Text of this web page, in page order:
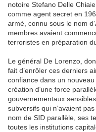
notoire Stefano Delle
comme agent secret en
armé, connu sous le nom
membres avaient
terroristes en préparation
Le général De Lorenzo,
fait d’enrôler ces derniers
confiance dans un
création d’une force
gouvernementaux
subversifs qui n’avaient
nom de SID parallèle, ses
toutes les institutions